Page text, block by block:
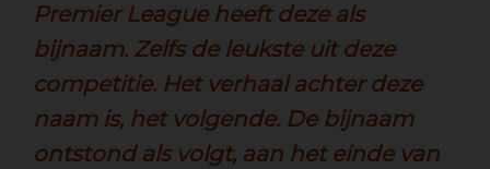
Premier League heeft deze als
bijnaam. Zelfs de leukste uit deze
competitie. Het verhaal achter deze
naam is, het volgende. De bijnaam
ontstond als volgt, aan het einde van